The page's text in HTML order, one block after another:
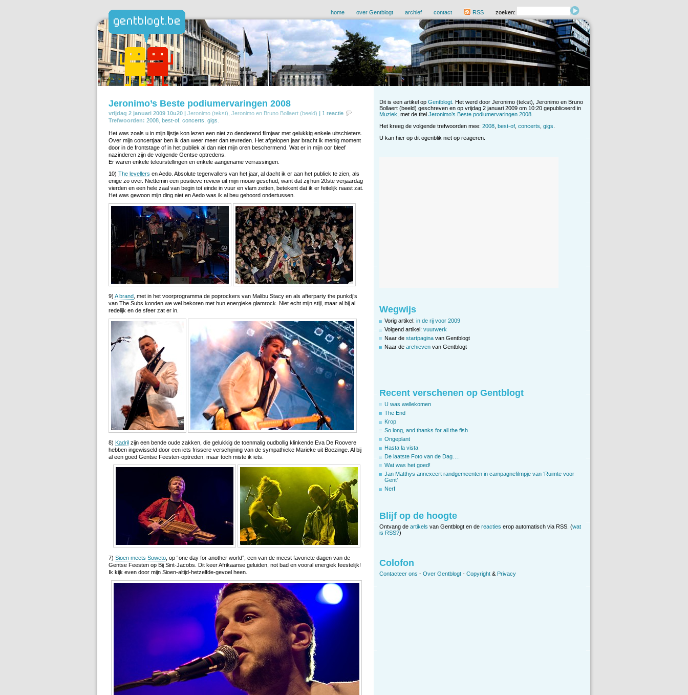
home over Gentblogt archief contact RSS zoeken:
Jeronimo’s Beste podiumervaringen 2008
vrijdag 2 januari 2009 10u20 | Jeronimo (tekst), Jeronimo en Bruno Bollaert (beeld) | 1 reactie
Trefwoorden: 2008 best-of concerts gigs
Het was zoals u in mijn lijstje kon lezen een niet zo denderend filmjaar met gelukkig enkele uitschieters.
Over mijn concertjaar ben ik dan weer meer dan tevreden. Het afgelopen jaar bracht ik menig moment
door in de frontstage of in het publiek al dan niet mijn oren beschermend. Wat er in mijn oor bleef
nazinderen zijn de volgende Gentse optredens.
Er waren enkele teleurstellingen en enkele aangename verrassingen.
10) The levellers en Aedo. Absolute tegenvallers van het jaar, al dacht ik er aan het publiek te zien, als
enige zo over. Niettemin een positieve review uit mijn mouw geschud, want dat zij hun 20ste verjaardag
vierden en een hele zaal van begin tot einde in vuur en vlam zetten, betekent dat ik er feitelijk naast zat.
Het was gewoon mijn ding niet en Aedo was ik al beu gehoord ondertussen.
9) A brand , met in het voorprogramma de poprockers van Malibu Stacy en als afterparty the punkdj’s
van The Subs konden we wel bekoren met hun energieke glamrock. Niet echt mijn stijl, maar al bij al
redelijk en de sfeer zat er in.
8) Kadril zijn een bende oude zakken, die gelukkig de toenmalig oudbollig klinkende Eva De Roovere
hebben ingewisseld door een iets frissere verschijning van de sympathieke Marieke uit Boezinge. Al bij
al een goed Gentse Feesten-optreden, maar toch miste ik iets.
7) Sioen meets Soweto, op “one day for another world”, een van de meest favoriete dagen van de
Gentse Feesten op Bij Sint-Jacobs. Dit keer Afrikaanse geluiden, not bad en vooral energiek feestelijk!
Ik kijk even door mijn Sioen-altijd-hetzelfde-gevoel heen.
Dit is een artikel op Gentblogt . Het werd door Jeronimo (tekst), Jeronimo en Bruno
Bollaert (beeld) geschreven en op vrijdag 2 januari 2009 om 10:20 gepubliceerd in
Muziek , met de titel Jeronimo’s Beste podiumervaringen 2008
Het kreeg de volgende trefwoorden mee: 2008 best-of concerts gigs
U kan hier op dit ogenblik niet op reageren.
Wegwijs
Vorig artikel: in de rij voor 2009
Volgend artikel: vuurwerk
Naar de startpagina van Gentblogt
Naar de archieven van Gentblogt
Recent verschenen op Gentblogt
U was wellekomen
The End
Krop
So long, and thanks for all the fish
Ongeplant
Hasta la vista
De laatste Foto van de Dag….
Wat was het goed!
Jan Matthys annexeert randgemeenten in campagnefilmpje van ‘Ruimte voor
Gent’
Nerf
Blijf op de hoogte
Ontvang de artikels van Gentblogt en de reacties erop automatisch via RSS. (wat
is RSS?)
Colofon
Contacteer ons - Over Gentblogt - Copyright & Privacy